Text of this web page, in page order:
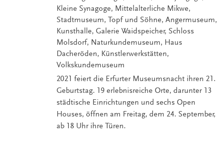
Kleine Synagoge, Mittelalterliche Mikwe,
Stadtmuseum, Topf und Söhne, Angermuseum,
Kunsthalle, Galerie Waidspeicher, Schloss
Molsdorf, Naturkundemuseum, Haus
Dacheröden, Künstlerwerkstätten,
Volkskundemuseum
2021 feiert die Erfurter Museumsnacht ihren 21.
Geburtstag. 19 erlebnisreiche Orte, darunter 13
städtische Einrichtungen und sechs Open
Houses, öffnen am Freitag, dem 24. September,
ab 18 Uhr ihre Türen.